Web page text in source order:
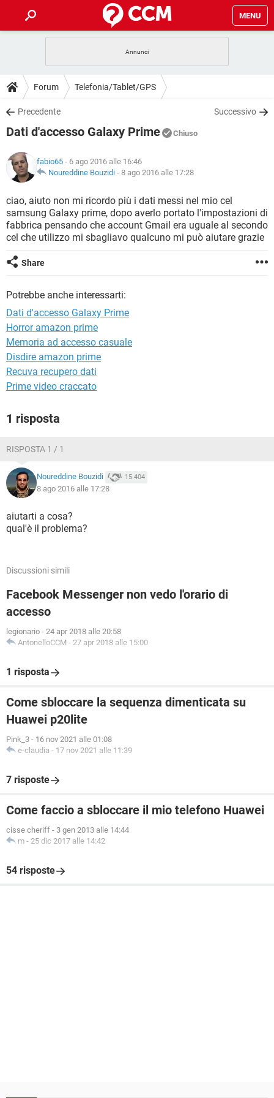
MENU
INTRATTENIMENTO ANDROID
iOS
INSTAGRAM WHATSAPP
TIKTOK
HARDWARE
GUIDE
COVID-19 GAMING
INSTAGRAM
TIKTOK
HARDWARE
DOWNLOAD
COVID-19 GAMING
INTRATTENIMENTO
iOS WINDOWS 10
INSTAGRAM WHATSAPP
TIKTOK FACEBOOK
HARDWARE
COVID-19
INTRATTENIMENTO
iOS WINDOWS 10
INSTAGRAM WHATSAPP
HARDWARE
GLOSSARIO
COVID-19 GAMING
INTRATTENIMENTO ANDROID
iOS WINDOWS 10
INSTAGRAM
HARDWARE
Forum Telefonia/Tablet/GPS
Precedente Successivo
Dati d'accesso Galaxy Prime Chiuso
fabio65 - 6 ago 2016 alle 16:46
Noureddine Bouzidi - 8 ago 2016 alle 17:28
ciao, aiuto non mi ricordo più i dati messi nel mio cel
samsung Galaxy prime, dopo averlo portato l'impostazioni di
fabbrica pensando che account Gmail era uguale al secondo
cel che utilizzo mi sbagliavo qualcuno mi può aiutare grazie
Share
Potrebbe anche interessarti:
Dati d'accesso Galaxy Prime
Horror amazon prime
Memoria ad accesso casuale
Disdire amazon prime
Recuva recupero dati
Prime video craccato
1 risposta
RISPOSTA 1 / 1
Noureddine Bouzidi 15.404
8 ago 2016 alle 17:28
aiutarti a cosa?
qual'è il problema?
Discussioni simili
Facebook Messenger non vedo l'orario di
accesso
legionario - 24 apr 2018 alle 20:58
AntonelloCCM - 27 apr 2018 alle 15:00
1 risposta
Come sbloccare la sequenza dimenticata su
Huawei p20lite
Pink_3 - 16 nov 2021 alle 01:08
e-claudia - 17 nov 2021 alle 11:39
7 risposte
Come faccio a sbloccare il mio telefono Huawei
cisse cheriff - 3 gen 2013 alle 14:44
m - 25 dic 2017 alle 14:42
54 risposte